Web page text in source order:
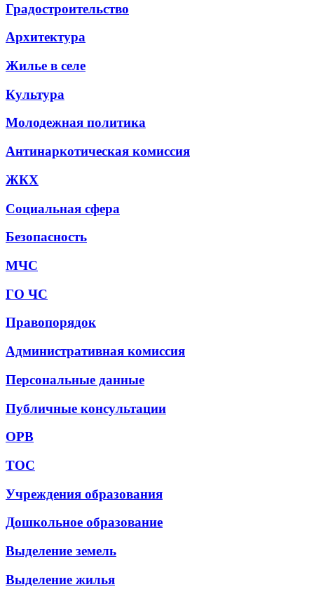
Градостроительство
Архитектура
Жилье в селе
Культура
Молодежная политика
Антинаркотическая комиссия
ЖКХ
Социальная сфера
Безопасность
МЧС
ГО ЧС
Правопорядок
Административная комиссия
Персональные данные
Публичные консультации
ОРВ
ТОС
Учреждения образования
Дошкольное образование
Выделение земель
Выделение жилья